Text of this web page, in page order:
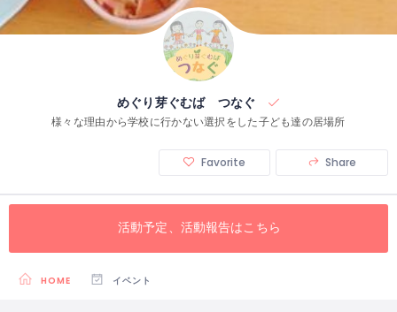
めぐり芽ぐむば つなぐ
様々な理由から学校に行かない選択をした子ども達の居場所
Favorite Share
活動予定、活動報告はこちら
HOME イベント